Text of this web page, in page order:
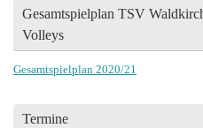
Gesamtspielplan TSV
Volleys
Gesamtspielplan 2020/21
Termine